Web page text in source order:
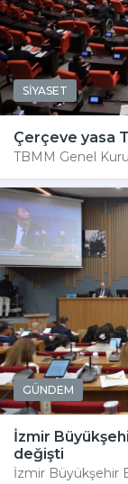
SİYASET
Çerçeve yasa
TBMM Genel
GÜNDEM
İzmir
değişti
İzmir Büyükşehir